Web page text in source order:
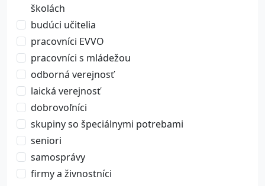
školách
budúci učitelia
pracovníci EVVO
pracovníci s mládežou
odborná verejnosť
laická verejnosť
dobrovoľníci
skupiny so špeciálnymi potrebami
seniori
samosprávy
firmy a živnostníci